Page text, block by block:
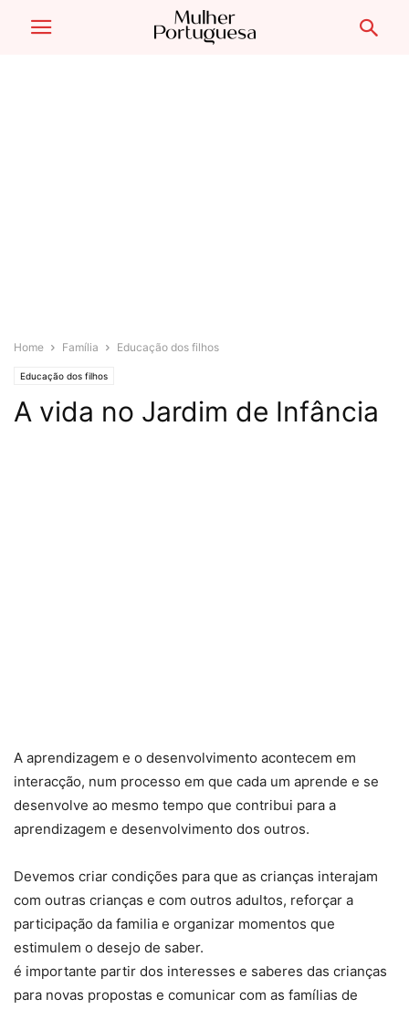
Home Família Educação dos filhos
Educação dos filhos
A vida no Jardim de Infância
A aprendizagem e o desenvolvimento acontecem em
interacção, num processo em que cada um aprende e se
desenvolve ao mesmo tempo que contribui para a
aprendizagem e desenvolvimento dos outros.
Devemos criar condições para que as crianças interajam
com outras crianças e com outros adultos, reforçar a
participação da familia e organizar momentos que
estimulem o desejo de saber.
é importante partir dos interesses e saberes das crianças
para novas propostas e comunicar com as famílias de